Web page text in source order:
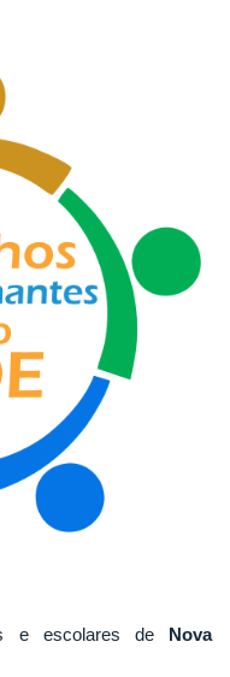
e escolares de Nova